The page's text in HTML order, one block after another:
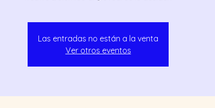
Las entradas no están a la venta
Ver otros eventos